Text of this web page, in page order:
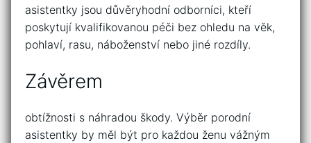
asistentky jsou důvěryhodní odborníci, kteří
poskytují kvalifikovanou péči bez ohledu na věk,
pohlaví, rasu, náboženství nebo jiné rozdíly.
Závěrem
obtížnosti s náhradou škody. Výběr porodní
asistentky by měl být pro každou ženu vážným